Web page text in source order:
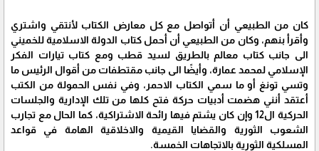
كان من الطبيعي أن أتواصل مع كل معارض الكتاب لأنتقي واشتري
وأقرأ بنهم، وكان من الطبيعي أن أحمل كتاب الدولة الاسلامية للخميني
الى جانب كتاب معالم بالطريق لسيد قطب ومع كتاب تيارات الفكر
الإسلامي لمحمد عمارة، وأيضًا الى جانب مقتطفات من أقوال الرئيس ما
وتسي تونغ أو ما سمي الكتاب الاحمر، وفي نفس الحمولة من الكتب
أعتقد أنني هضمت أدبيات حركة فتح كلها من تلك الإدارية والجلسات
الحركية ال12 وإن كان يشتم فيها رائحة الاشتراكية، كما الحال مع تجارب
الشعوب الثورية والقضايا القيمية والاخلاقية الهامة في قواعد
المسلكية الثورية بالاتجاهات الخمسة.